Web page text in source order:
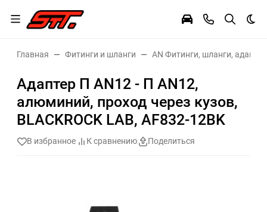
Главная Фитинги и шланги AN Фитинги, шланги,
Адаптер П AN12 - П AN12,
алюминий, проход через кузов,
BLACKROCK LAB, AF832-12BK
В избранное К сравнению Поделиться